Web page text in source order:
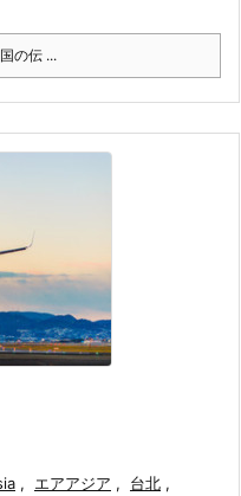
の伝 ...
, エアアジア , 台北 ,